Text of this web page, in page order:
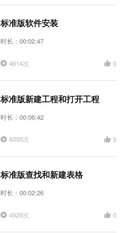
标准版软件安装
时长：00:02:47
4614次 0
标准版新建工程和打开工程
时长：00:06:42
6395次 5
标准版查找和新建表格
时长：00:02:26
4929次 0